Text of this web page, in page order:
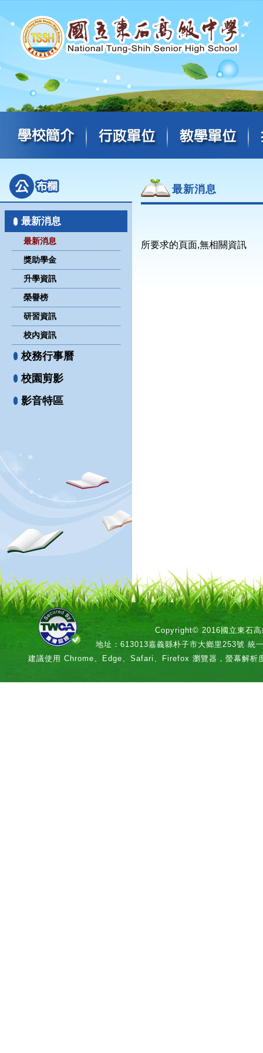
最新消息
最新消息
獎助學金
升學資訊
榮譽榜
研習資訊
校內資訊
校務行事曆
校園剪影
影音特區
最新消息
所要求的頁面,無相關資訊
Copyright© 2016國立東石高
地址：613013嘉義縣朴子市大鄉里253號 統
建議使用 Chrome、Edge、Safari、Firefox 瀏覽器，螢幕解